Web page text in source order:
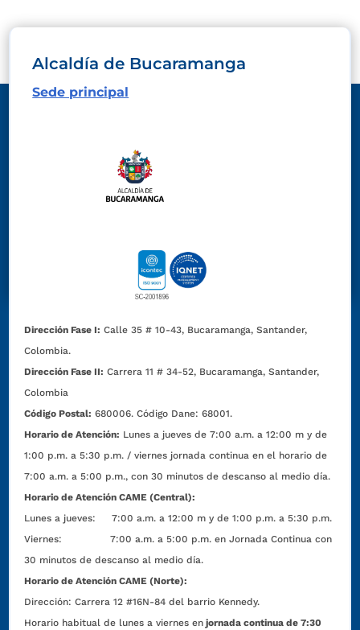
Alcaldía de Bucaramanga
Sede principal
Dirección Fase I: Calle 35 # 10-43, Bucaramanga, Santander,
Colombia.
Dirección Fase II: Carrera 11 # 34-52, Bucaramanga, Santander,
Colombia
Código Postal: 680006. Código Dane: 68001.
Horario de Atención: Lunes a jueves de 7:00 a.m. a 12:00 m y de
1:00 p.m. a 5:30 p.m. / viernes jornada continua en el horario de
7:00 a.m. a 5:00 p.m., con 30 minutos de descanso al medio día.
Horario de Atención CAME (Central):
Lunes a jueves: 7:00 a.m. a 12:00 m y de 1:00 p.m. a 5:30 p.m.
Viernes: 7:00 a.m. a 5:00 p.m. en Jornada Continua con
30 minutos de descanso al medio día.
Horario de Atención CAME (Norte):
Dirección:Carrera 12 #16N-84 del barrio Kennedy.
Horario habitual de lunes a viernes en jornada continua de 7:30